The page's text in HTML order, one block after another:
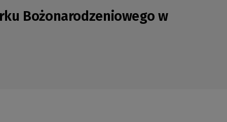
Bożonarodzeniowego w